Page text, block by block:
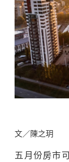
文／陳之玥
五月份房市